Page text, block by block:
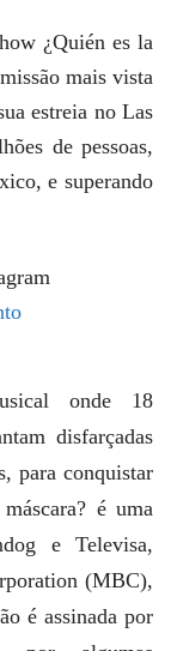
¿Quién es la
mais vista
estreia no Las
de pessoas,
e superando
onde 18
disfarçadas
para conquistar
éuma
e Televisa,
(MBC),
é assinada por